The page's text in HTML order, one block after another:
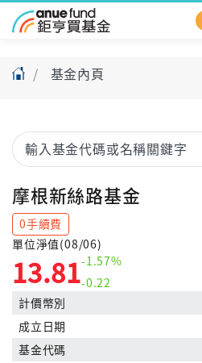
基金內頁
摩根新絲路基金
0手續費
單位淨值(08/06)
13.81-1.57%
-0.22
計價幣別
成立日期
基金代碼